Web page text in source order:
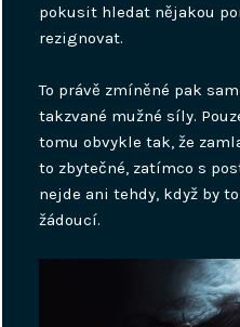
pokusit hledat nějakou
rezignovat.
To právě zmíněné pak
takzvané mužné síly.
tomu obvykle tak, že
to zbytečné, zatímco s
nejde ani tehdy, když by
žádoucí.